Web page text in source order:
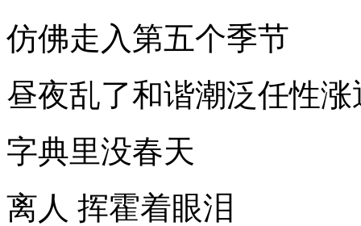
仿佛走入第五个季节
昼夜乱了和谐潮泛任性涨
字典里没春天
离人 挥霍着眼泪